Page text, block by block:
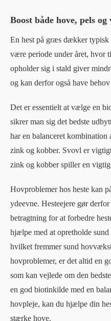
Boost både hove, pels
En hest på græs dækker typisk
være periode under året, hvor
opholder sig i stald giver
og kan derfor også have
Det er essentielt at vælge en
sikrer man sig det bedste
har en balanceret
zink og kobber. Svovl er
zink og kobber spiller en
Hovproblemer hos heste kan
ydeevne. Hesteejere gør
betragtning for at forbedre
hjælpe med at opretholde
hvilket fremmer sund
hovproblemer, er det altid en
som kan vejlede om den
en god biotinkilde med en
hovpleje, kan du hjælpe din
stærke hove.